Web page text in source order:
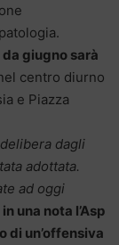
giugno sarà
centro diurno
e Piazza
dagli
adottata.
ad oggi
una nota l’Asp
di un’offensiva